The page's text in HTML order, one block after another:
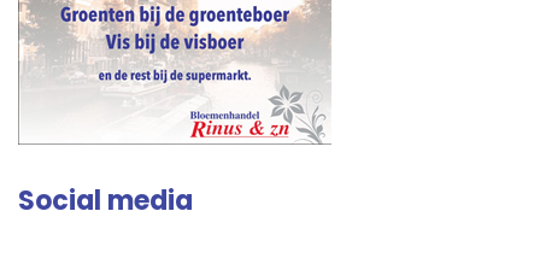
Social media